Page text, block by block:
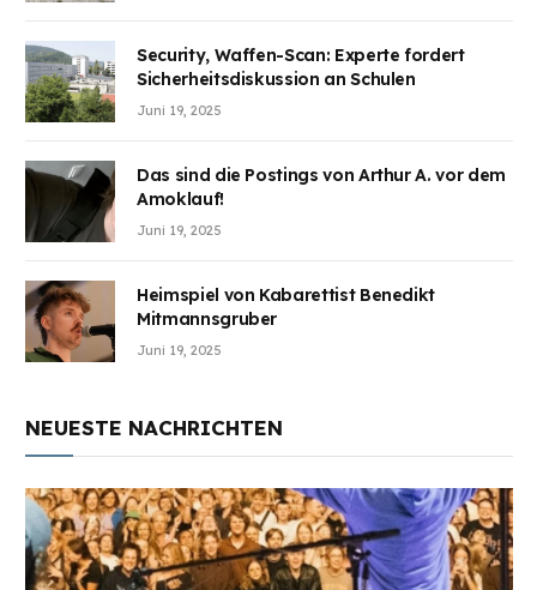
Security, Waffen-Scan: Experte fordert
Sicherheitsdiskussion an Schulen
Juni 19, 2025
Das sind die Postings von Arthur A. vor dem
Amoklauf!
Juni 19, 2025
Heimspiel von Kabarettist Benedikt
Mitmannsgruber
Juni 19, 2025
NEUESTE NACHRICHTEN